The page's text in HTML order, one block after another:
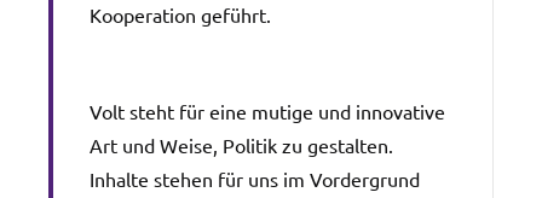
Kooperation geführt.
Volt steht für eine mutige und innovative
Art und Weise, Politik zu gestalten.
Inhalte stehen für uns im Vordergrund